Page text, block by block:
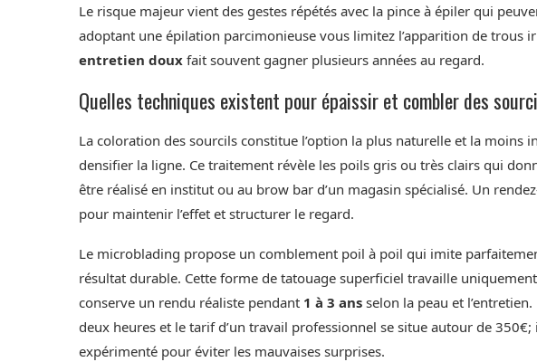
Le risque majeur vient des gestes répétés avec la pince à épiler qui
adoptant une épilation parcimonieuse vous limitez l’apparition de trous
entretien doux fait souvent gagner plusieurs années au regard.
Quelles techniques existent pour épaissir et combler des
La coloration des sourcils constitue l’option la plus naturelle et la moins
densifier la ligne. Ce traitement révèle les poils gris ou très clairs qui
être réalisé en institut ou au brow bar d’un magasin spécialisé. Un
pour maintenir l’effet et structurer le regard.
Le microblading propose un comblement poil à poil qui imite
résultat durable. Cette forme de tatouage superficiel travaille
conserve un rendu réaliste pendant 1 à 3 ans selon la peau et
deux heures et le tarif d’un travail professionnel se situe autour de
expérimenté pour éviter les mauvaises surprises.